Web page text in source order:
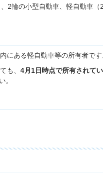
2輪の小型自動車、軽自動車
にある軽自動車等の所有者です
も、 4月1日時点で所有されて
。